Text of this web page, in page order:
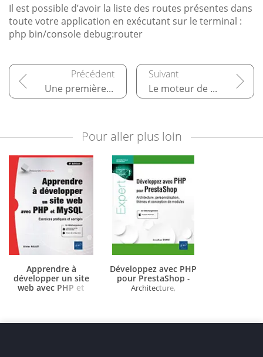
Il est possible d’avoir la liste des routes présentes dans
toute votre application en exécutant sur le terminal :
php bin/console debug:router
Une première application Le moteur de template Twig
Pour aller plus loin
Apprendre à
développer un site
web avec PHP et
Développez avec PHP
pour PrestaShop -
Architecture,